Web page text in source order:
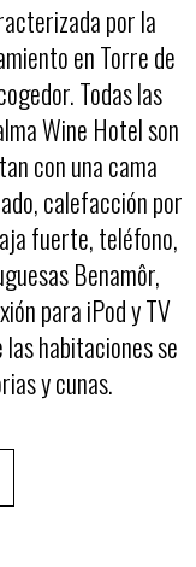
por la
en Torre de
Todas las
Wine Hotel son
con una cama
calefacción por
fuerte, teléfono,
Benamôr,
para iPod y TV
habitaciones se
y cunas.